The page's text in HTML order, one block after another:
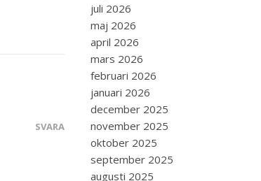
SVARA
juli 2026
maj 2026
april 2026
mars 2026
februari 2026
januari 2026
december 2025
november 2025
oktober 2025
september 2025
augusti 2025